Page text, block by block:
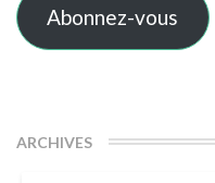
Abonnez-vous
ARCHIVES